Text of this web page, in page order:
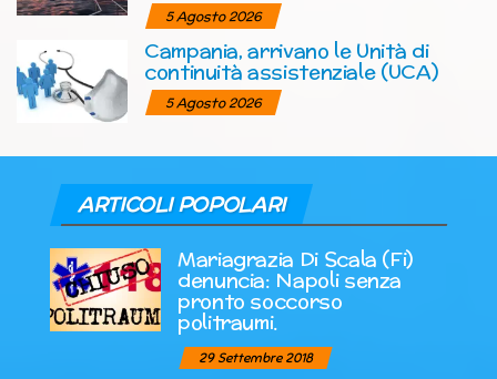
5 Agosto 2026
Campania, arrivano le Unità di
continuità assistenziale (UCA)
5 Agosto 2026
ARTICOLI POPOLARI
Mariagrazia Di Scala (Fi)
denuncia: Napoli senza
pronto soccorso
politraumi.
29 Settembre 2018